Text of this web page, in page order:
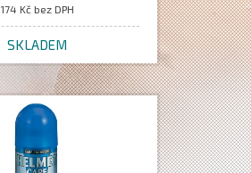
174 Kč bez DPH
SKLADEM